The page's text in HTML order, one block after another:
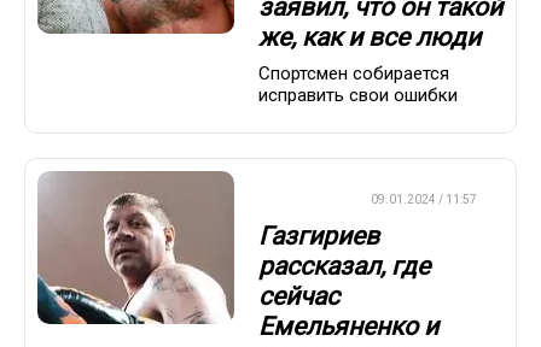
заявил, что он такой
же, как и все люди
Спортсмен собирается
исправить свои ошибки
09.01.2024 / 11:57
Газгириев
рассказал, где
сейчас
Емельяненко и